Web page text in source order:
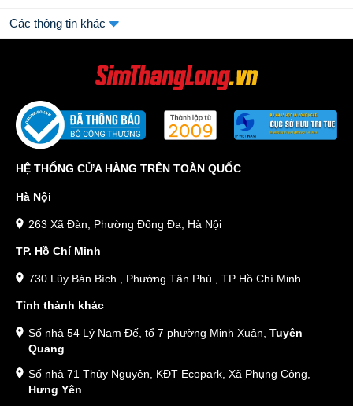
Các thông tin khác
HỆ THỐNG CỬA HÀNG TRÊN TOÀN QUỐC
Hà Nội
263 Xã Đàn, Phường Đống Đa, Hà Nội
TP. Hồ Chí Minh
730 Lũy Bán Bích , Phường Tân Phú , TP Hồ Chí Minh
Tỉnh thành khác
Số nhà 54 Lý Nam Đế, tổ 7 phường Minh Xuân, Tuyên
Quang
Số nhà 71 Thủy Nguyên, KĐT Ecopark, Xã Phụng Công,
Hưng Yên